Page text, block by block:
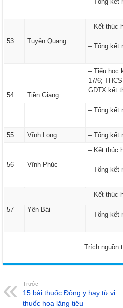
53 Tuyên Quang
– Kết thúc
– Tổng kết
54 Tiền Giang
– Tiểu học
17/6;
GDTX kết
– Tổng kết
55 Vĩnh Long – Tổng kết
56 Vĩnh Phúc
– Kết thúc
– Tổng kết
57 Yên Bái
– Kết thúc
– Tổng kết
Trích nguồn
Trước
15 bài thuốc Đông y hay từ vị
thuốc hoa lăng tiêu